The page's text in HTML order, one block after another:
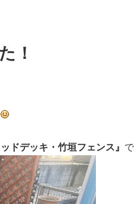
！
ッドデッキ・竹垣フェンス』